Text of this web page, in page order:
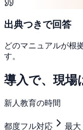
出典つきで回答
どのマニュアルが根
す。
導入で、現場
新人教育の時間
都度フル対応 最大